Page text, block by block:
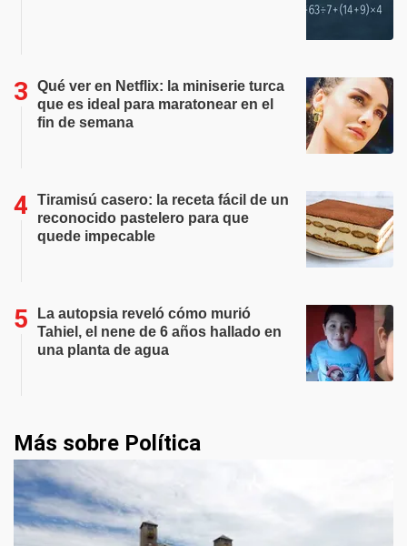
Qué ver en Netflix: la miniserie turca
que es ideal para maratonear en el
fin de semana
Tiramisú casero: la receta fácil de un
reconocido pastelero para que
quede impecable
La autopsia reveló cómo murió
Tahiel, el nene de 6 años hallado en
una planta de agua
Más sobre Política